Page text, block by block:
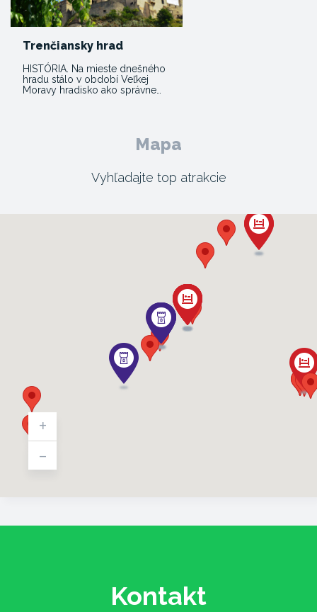
Trenčiansky hrad
HISTÓRIA. Na mieste dnešného
hradu stálo v období Veľkej
Moravy hradisko ako správne…
Mapa
Vyhľadajte top atrakcie
+
-
Kontakt